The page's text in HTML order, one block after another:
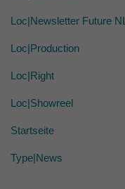
Loc|Newsletter Future NL
Loc|Production
Loc|Right
Loc|Showreel
Startseite
Type|News